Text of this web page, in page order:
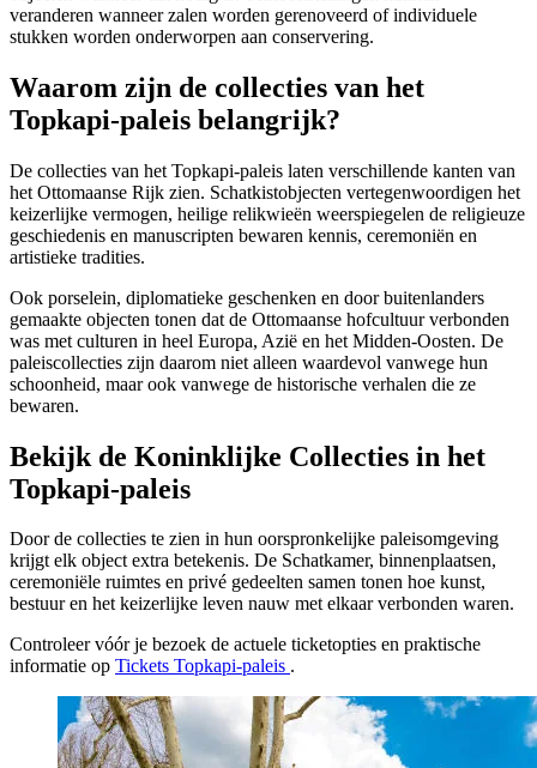
veranderen wanneer zalen worden gerenoveerd of individuele
stukken worden onderworpen aan conservering.
Waarom zijn de collecties van het
Topkapi-paleis belangrijk?
De collecties van het Topkapi-paleis laten verschillende kanten van
het Ottomaanse Rijk zien. Schatkistobjecten vertegenwoordigen het
keizerlijke vermogen, heilige relikwieën weerspiegelen de religieuze
geschiedenis en manuscripten bewaren kennis, ceremoniën en
artistieke tradities.
Ook porselein, diplomatieke geschenken en door buitenlanders
gemaakte objecten tonen dat de Ottomaanse hofcultuur verbonden
was met culturen in heel Europa, Azië en het Midden-Oosten. De
paleiscollecties zijn daarom niet alleen waardevol vanwege hun
schoonheid, maar ook vanwege de historische verhalen die ze
bewaren.
Bekijk de Koninklijke Collecties in het
Topkapi-paleis
Door de collecties te zien in hun oorspronkelijke paleisomgeving
krijgt elk object extra betekenis. De Schatkamer, binnenplaatsen,
ceremoniële ruimtes en privé gedeelten samen tonen hoe kunst,
bestuur en het keizerlijke leven nauw met elkaar verbonden waren.
Controleer vóór je bezoek de actuele ticketopties en praktische
informatie op Tickets Topkapi-paleis .